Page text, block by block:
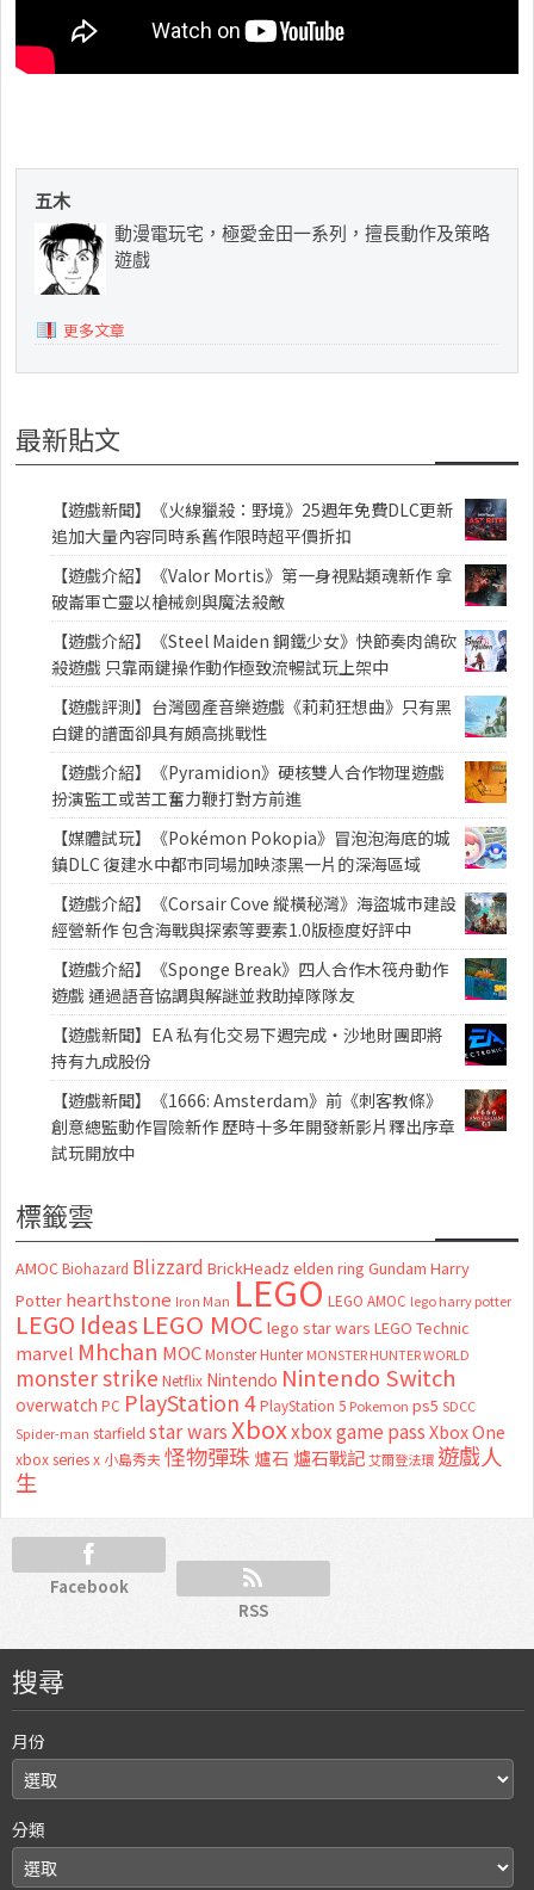
五木
動漫電玩宅，極愛金田一系列，擅長動作及策略
遊戲
更多文章
最新貼文
【遊戲新聞】《火線獵殺：野境》25週年免費DLC更新
追加大量內容同時系舊作限時超平價折扣
【遊戲介紹】《Valor Mortis》第一身視點類魂新作 拿
破崙軍亡靈以槍械劍與魔法殺敵
【遊戲介紹】《Steel Maiden 鋼鐵少女》快節奏肉鴿砍
殺遊戲 只靠兩鍵操作動作極致流暢試玩上架中
【遊戲評測】台灣國產音樂遊戲《莉莉狂想曲》只有黑
白鍵的譜面卻具有頗高挑戰性
【遊戲介紹】《Pyramidion》硬核雙人合作物理遊戲
扮演監工或苦工奮力鞭打對方前進
【媒體試玩】《Pokémon Pokopia》冒泡泡海底的城
鎮DLC 復建水中都市同場加映漆黑一片的深海區域
【遊戲介紹】《Corsair Cove 縱橫秘灣》海盜城市建設
經營新作 包含海戰與探索等要素1.0版極度好評中
【遊戲介紹】《Sponge Break》四人合作木筏舟動作
遊戲 通過語音協調與解謎並救助掉隊隊友
【遊戲新聞】EA 私有化交易下週完成・沙地財團即將
持有九成股份
【遊戲新聞】《1666: Amsterdam》前《刺客教條》
創意總監動作冒險新作 歷時十多年開發新影片釋出序章
試玩開放中
標籤雲
AMOC Biohazard Blizzard BrickHeadz elden ring Gundam Harry
Potter hearthstone Iron Man LEGO LEGO AMOC lego harry potter
LEGO Ideas LEGO MOC lego star wars LEGO Technic
marvel Mhchan MOC Monster Hunter MONSTER HUNTER WORLD
monster strike Netflix Nintendo Nintendo Switch
overwatch PC PlayStation 4 PlayStation 5 Pokemon ps5 SDCC
Spider-man starfield star warsXboxxbox game passXbox One
xbox series x 小島秀夫怪物彈珠 爐石 爐石戰記艾爾登法環 遊戲人
生
Facebook
RSS
搜尋
月份
分類